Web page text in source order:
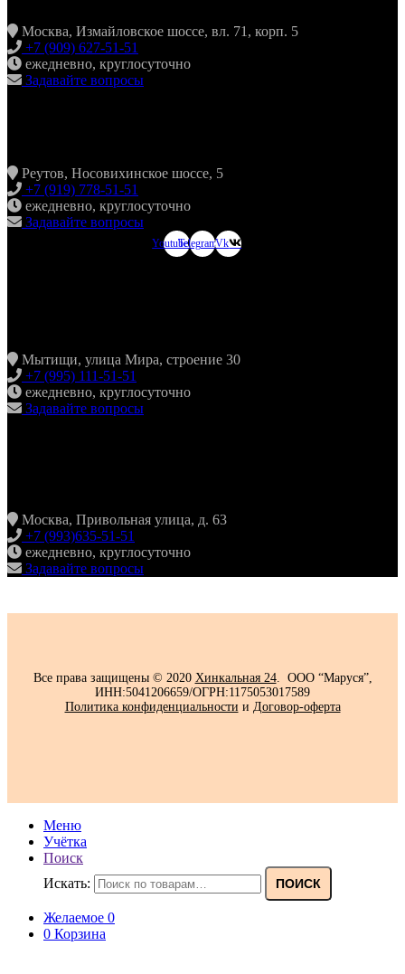
Москва, Измайловское шоссе, вл. 71, корп. 5
+7 (909) 627-51-51
ежедневно, круглосуточно
Задавайте вопросы
Реутов, Носовихинское шоссе, 5
+7 (919) 778-51-51
ежедневно, круглосуточно
Задавайте вопросы
YoutubeTelegramVk
Мытищи, улица Мира, строение 30
+7 (995) 111-51-51
ежедневно, круглосуточно
Задавайте вопросы
Москва, Привольная улица, д. 63
+7 (993)635-51-51
ежедневно, круглосуточно
Задавайте вопросы
Все права защищены © 2020 Хинкальная 24. ООО “Маруся”,
ИНН:5041206659/ОГРН:1175053017589
Политика конфиденциальности‍ и Договор-оферта
Меню
Учётка
Поиск
Искать:
ПОИСК
Желаемое 0
0 Корзина